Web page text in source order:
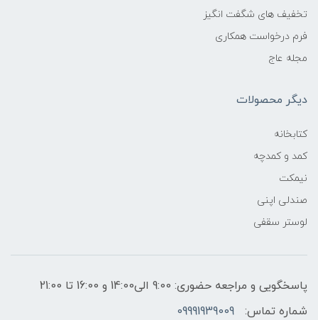
تخفیف های شگفت انگیز
فرم درخواست همکاری
مجله عاج
دیگر محصولات
کتابخانه
کمد و کمدچه
نیمکت
صندلی اپنی
لوستر سقفی
پاسخگویی و مراجعه حضوری: 9:00 الی14:00 و 16:00 تا 21:00
شماره تماس:
09991939009